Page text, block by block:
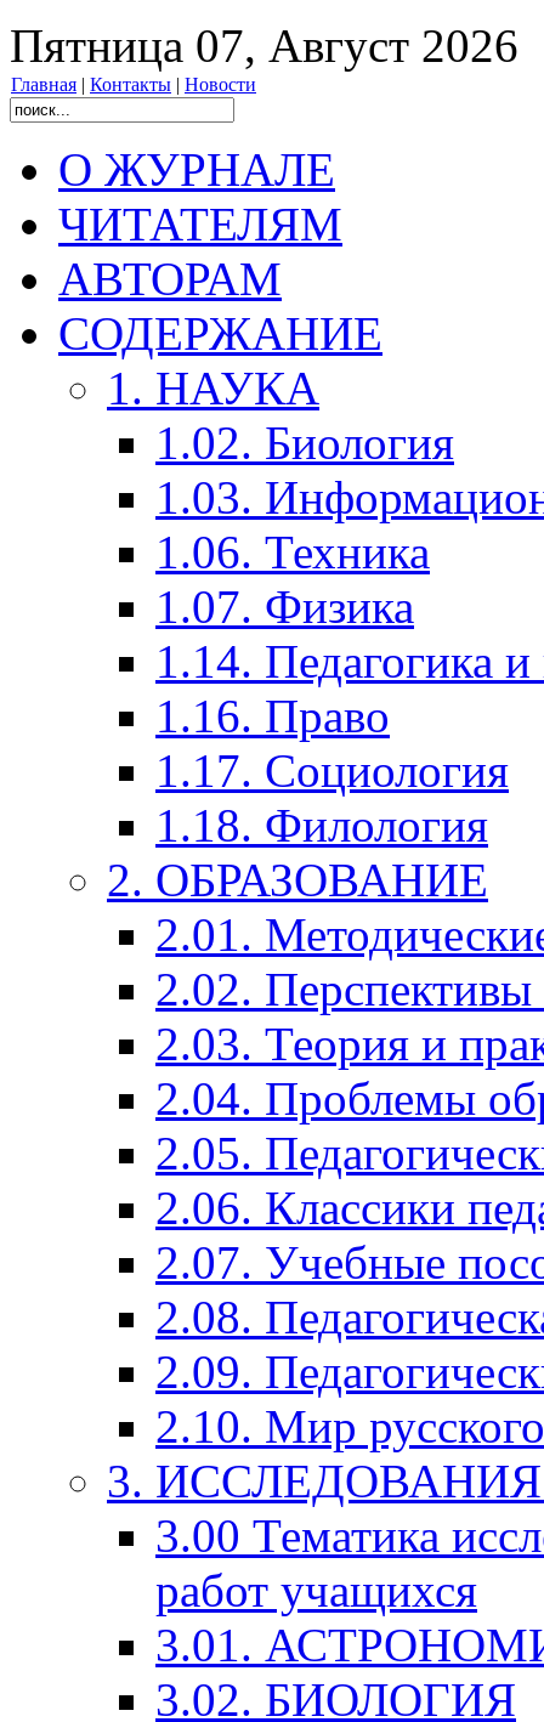
Пятница 07, Август 2026
Главная | Контакты | Новости
О ЖУРНАЛЕ
ЧИТАТЕЛЯМ
АВТОРАМ
СОДЕРЖАНИЕ
1. НАУКА
1.02. Биология
1.03.
1.06. Техника
1.07. Физика
1.14. Педагогика
1.16. Право
1.17. Социология
1.18. Филология
2. ОБРАЗОВАНИЕ
2.01.
2.02. Перспективы
2.03. Теория и
2.04. Проблемы
2.05.
2.06. Классики
2.07. Учебные
2.08.
2.09.
2.10. Мир
3.
3.00 Тематика
работ учащихся
3.01.
3.02. БИОЛОГИЯ